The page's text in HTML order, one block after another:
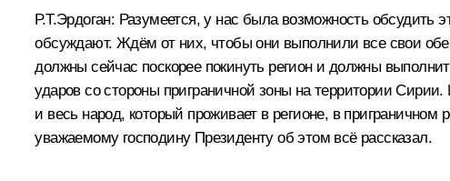
Р.Т.Эрдоган: Разумеется, у нас была возможность
обсуждают. Ждём от них, чтобы они выполнили все свои
должны сейчас поскорее покинуть регион и должны
ударов со стороны приграничной зоны на территории
и весь народ, который проживает в регионе, в
уважаемому господину Президенту об этом всё рассказал.